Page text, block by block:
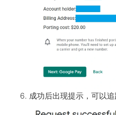
成功后出现提示，可以